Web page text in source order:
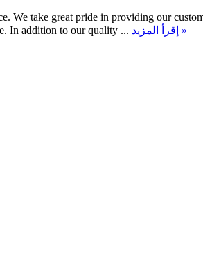
We take great pride in providing our
In addition to our quality ...
إقرأ المزيد »